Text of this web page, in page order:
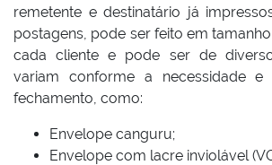
remetente e destinatário já
postagens, pode ser feito em
cada cliente e pode ser de
variam conforme a necessidade
fechamento, como:
Envelope canguru;
Envelope com lacre inviolável